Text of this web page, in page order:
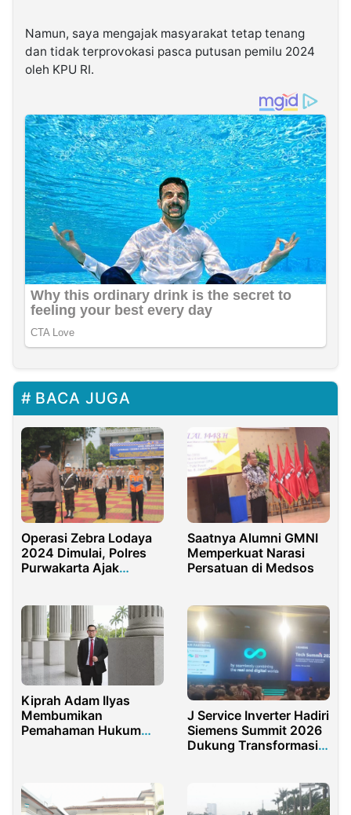
Namun, saya mengajak masyarakat tetap tenang
dan tidak terprovokasi pasca putusan pemilu 2024
oleh KPU RI.
BACA JUGA
Operasi Zebra Lodaya
2024 Dimulai, Polres
Purwakarta Ajak
Saatnya Alumni GMNI
Memperkuat Narasi
Persatuan di Medsos
Kiprah Adam Ilyas
Membumikan
Pemahaman Hukum
J Service Inverter Hadiri
Siemens Summit 2026
Dukung Transformasi